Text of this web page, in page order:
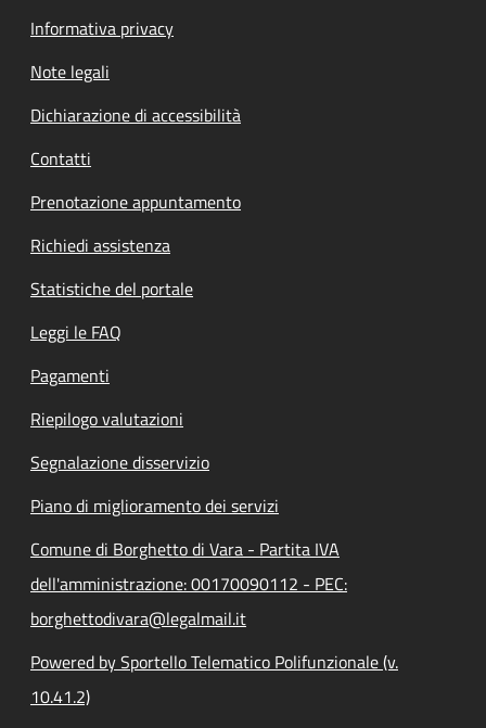
Informativa privacy
Note legali
Dichiarazione di accessibilità
Contatti
Prenotazione appuntamento
Richiedi assistenza
Statistiche del portale
Leggi le FAQ
Pagamenti
Riepilogo valutazioni
Segnalazione disservizio
Piano di miglioramento dei servizi
Comune di Borghetto di Vara - Partita IVA
dell'amministrazione: 00170090112 - PEC:
borghettodivara@legalmail.it
Powered by Sportello Telematico Polifunzionale (v.
10.41.2)